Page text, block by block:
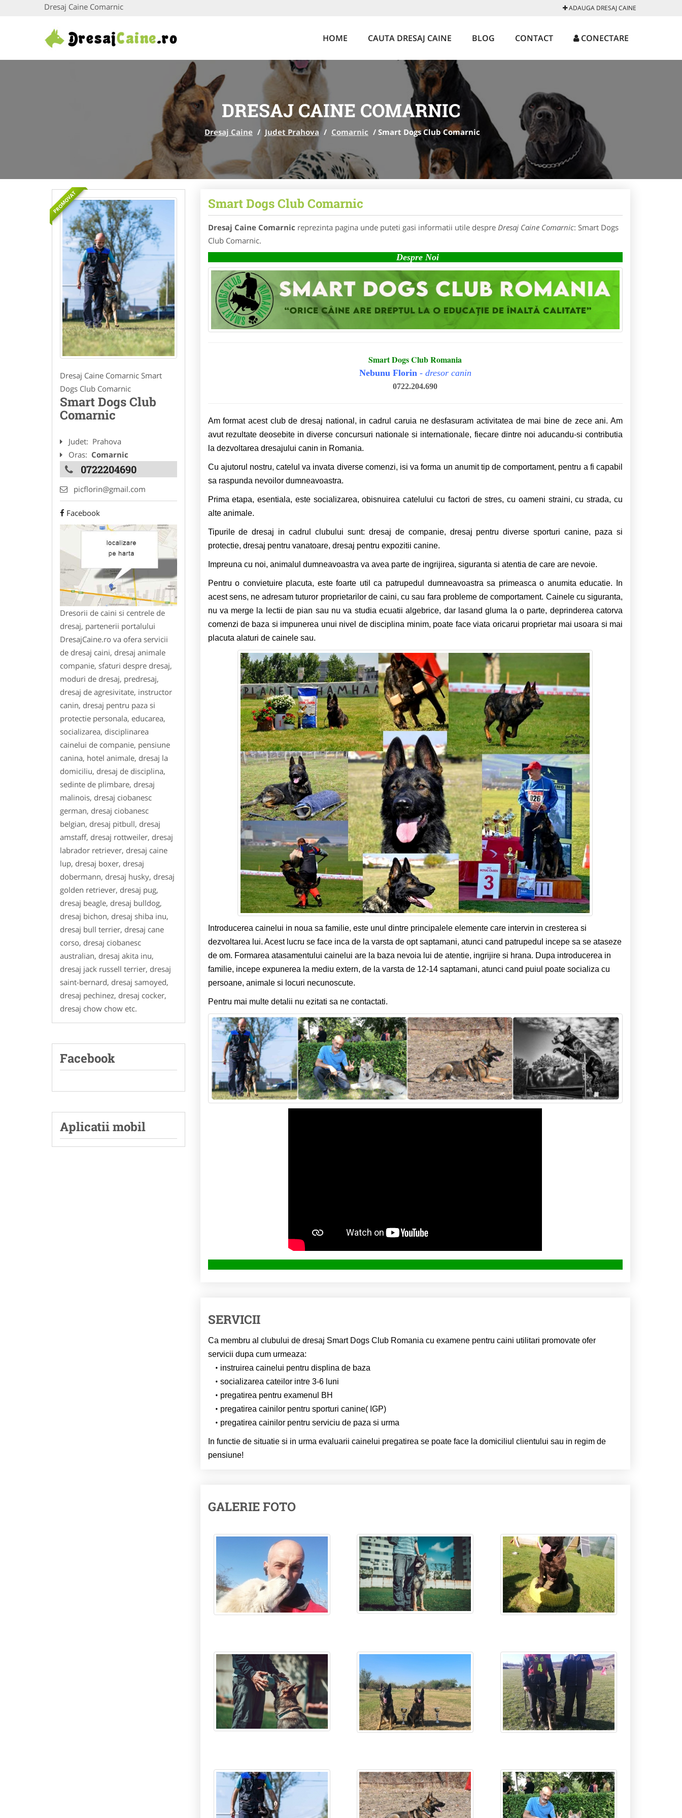
Dresaj Caine Comarnic ADAUGA DRESAJ CAINE
HOME CAUTA DRESAJ CAINE BLOG CONTACT CONECTARE
DRESAJ CAINE COMARNIC
Dresaj Caine / Judet Prahova / Comarnic / Smart Dogs Club Comarnic
PROMOVAT
Dresaj Caine Comarnic Smart
Dogs Club Comarnic
Smart Dogs Club
Comarnic
Judet: Prahova
Oras: Comarnic
0722204690
picflorin@gmail.com
Facebook
Dresorii de caini si centrele de
dresaj, partenerii portalului
DresajCaine.ro va ofera servicii
de dresaj caini, dresaj animale
companie, sfaturi despre dresaj,
moduri de dresaj, predresaj,
dresaj de agresivitate, instructor
canin, dresaj pentru paza si
protectie personala, educarea,
socializarea, disciplinarea
cainelui de companie, pensiune
canina, hotel animale, dresaj la
domiciliu, dresaj de disciplina,
sedinte de plimbare, dresaj
malinois, dresaj ciobanesc
german, dresaj ciobanesc
belgian, dresaj pitbull, dresaj
amstaff, dresaj rottweiler, dresaj
labrador retriever, dresaj caine
lup, dresaj boxer, dresaj
dobermann, dresaj husky, dresaj
golden retriever, dresaj pug,
dresaj beagle, dresaj bulldog,
dresaj bichon, dresaj shiba inu,
dresaj bull terrier, dresaj cane
corso, dresaj ciobanesc
australian, dresaj akita inu,
dresaj jack russell terrier, dresaj
saint-bernard, dresaj samoyed,
dresaj pechinez, dresaj cocker,
dresaj chow chow etc.
Facebook
Aplicatii mobil
Smart Dogs Club Comarnic
Dresaj Caine Comarnic reprezinta pagina unde puteti gasi informatii utile despre Dresaj Caine Comarnic: Smart Dogs
Club Comarnic.
Despre Noi
Smart Dogs Club Romania
Nebunu Florin - dresor canin
0722.204.690
Am format acest club de dresaj national, in cadrul caruia ne desfasuram activitatea de mai bine de zece ani. Am
avut rezultate deosebite in diverse concursuri nationale si internationale, fiecare dintre noi aducandu-si contributia
la dezvoltarea dresajului canin in Romania.
Cu ajutorul nostru, catelul va invata diverse comenzi, isi va forma un anumit tip de comportament, pentru a fi capabil
sa raspunda nevoilor dumneavoastra.
Prima etapa, esentiala, este socializarea, obisnuirea catelului cu factori de stres, cu oameni straini, cu strada, cu
alte animale.
Tipurile de dresaj in cadrul clubului sunt: dresaj de companie, dresaj pentru diverse sporturi canine, paza si
protectie, dresaj pentru vanatoare, dresaj pentru expozitii canine.
Impreuna cu noi, animalul dumneavoastra va avea parte de ingrijirea, siguranta si atentia de care are nevoie.
Pentru o convietuire placuta, este foarte util ca patrupedul dumneavoastra sa primeasca o anumita educatie. In
acest sens, ne adresam tuturor proprietarilor de caini, cu sau fara probleme de comportament. Cainele cu siguranta,
nu va merge la lectii de pian sau nu va studia ecuatii algebrice, dar lasand gluma la o parte, deprinderea catorva
comenzi de baza si impunerea unui nivel de disciplina minim, poate face viata oricarui proprietar mai usoara si mai
placuta alaturi de cainele sau.
Introducerea cainelui in noua sa familie, este unul dintre principalele elemente care intervin in cresterea si
dezvoltarea lui. Acest lucru se face inca de la varsta de opt saptamani, atunci cand patrupedul incepe sa se ataseze
de om. Formarea atasamentului cainelui are la baza nevoia lui de atentie, ingrijire si hrana. Dupa introducerea in
familie, incepe expunerea la mediu extern, de la varsta de 12-14 saptamani, atunci cand puiul poate socializa cu
persoane, animale si locuri necunoscute.
Pentru mai multe detalii nu ezitati sa ne contactati.
SERVICII
Ca membru al clubului de dresaj Smart Dogs Club Romania cu examene pentru caini utilitari promovate ofer
servicii dupa cum urmeaza:
instruirea cainelui pentru displina de baza
socializarea cateilor intre 3-6 luni
pregatirea pentru examenul BH
pregatirea cainilor pentru sporturi canine( IGP)
pregatirea cainilor pentru serviciu de paza si urma
In functie de situatie si in urma evaluarii cainelui pregatirea se poate face la domiciliul clientului sau in regim de
pensiune!
GALERIE FOTO